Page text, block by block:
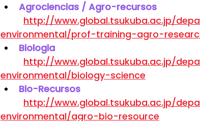
Agrociencias / Agro-recursos
http://www.global.tsukuba.ac.jp/
environmental/prof-training-agro-
Biologia
http://www.global.tsukuba.ac.jp/
environmental/biology-science
Bio-Recursos
http://www.global.tsukuba.ac.jp/
environmental/agro-bio-resource